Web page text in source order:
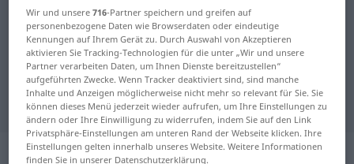
Spanisch-Deutsch Wörterbuch zagala
Spanisch-Deutsch Übersetzung für
"zagala"
"zagala" Deutsch Übersetzung
„zagala“: femenino
Wir und unsere716-Partner speichern und greifen auf
personenbezogene Daten wie Browserdaten oder eindeutige
Kennungen auf Ihrem Gerät zu. Durch Auswahl von Akzeptieren
aktivieren Sie Tracking-Technologien für die unter „Wir und unsere
Partner verarbeiten Daten, um Ihnen Dienste bereitzustellen“
aufgeführten Zwecke. Wenn Tracker deaktiviert sind, sind manche
Inhalte und Anzeigen möglicherweise nicht mehr so relevant für Sie. Sie
können dieses Menü jederzeit wieder aufrufen, um Ihre Einstellungen zu
ändern oder Ihre Einwilligung zu widerrufen, indem Sie auf den Link
Privatsphäre-Einstellungen am unteren Rand der Webseite klicken. Ihre
Einstellungen gelten innerhalb unseres Website. Weitere Informationen
finden Sie in unserer Datenschutzerklärung.